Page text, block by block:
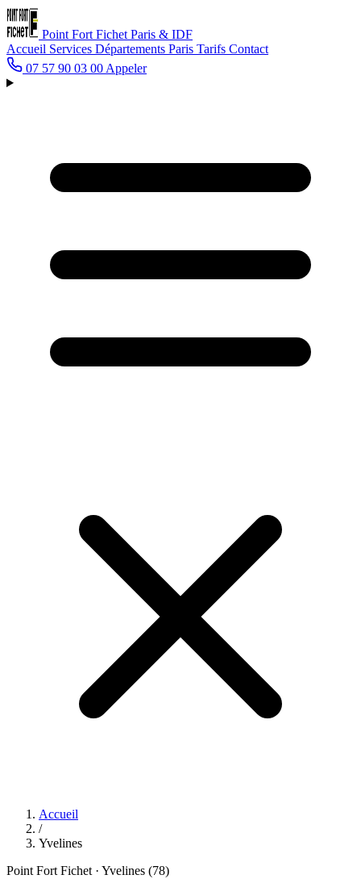
Point Fort Fichet Paris & IDF
Accueil Services Départements Paris Tarifs Contact
07 57 90 03 00 Appeler
Accueil
/
Yvelines
Point Fort Fichet · Yvelines (78)